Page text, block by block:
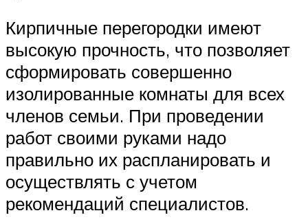
Кирпичные перегородки имеют
высокую прочность, что позволяет
сформировать совершенно
изолированные комнаты для всех
членов семьи. При проведении
работ своими руками надо
правильно их распланировать и
осуществлять с учетом
рекомендаций специалистов.